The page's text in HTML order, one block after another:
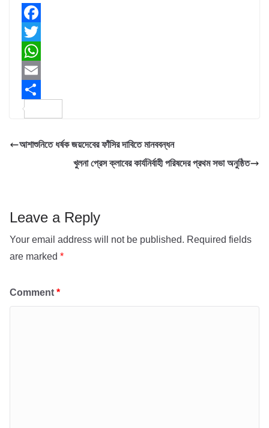
F
a
c
e
b
o
T
w
t
e
W
h
a
s
E
m
i
a
আশাশুনিতে ধর্ষক জয়দেবের ফাঁসির দাবিতে মানববন্ধন
খুলনা প্রেস ক্লাবের কার্যনির্বাহী পরিষদের প্রথম সভা অনুষ্ঠিত
Leave a Reply
Your email address will not be published. Required fields
are marked *
Comment *